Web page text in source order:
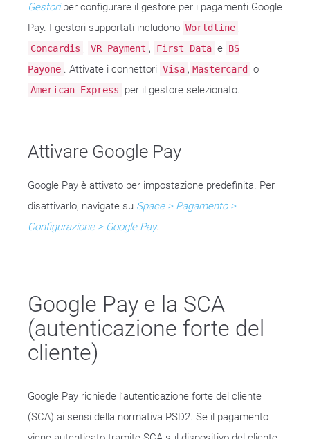
Gestoriper configurare il gestore per i pagamenti Google
Pay. I gestori supportati includono Worldline ,
Concardis , VR Payment , First Data e BS
Payone . Attivate i connettori Visa , Mastercard o
American Express per il gestore selezionato.
Attivare Google Pay
Google Pay è attivato per impostazione predefinita. Per
disattivarlo, navigate su Space > Pagamento >
Configurazione > Google Pay.
Google Pay e la SCA
(autenticazione forte del
cliente)
Google Pay richiede l’autenticazione forte del cliente
(SCA) ai sensi della normativa PSD2. Se il pagamento